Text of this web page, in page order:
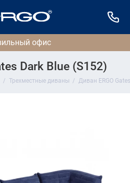
Dark Blue (S152)
Трехместные диваны Диван ERGO